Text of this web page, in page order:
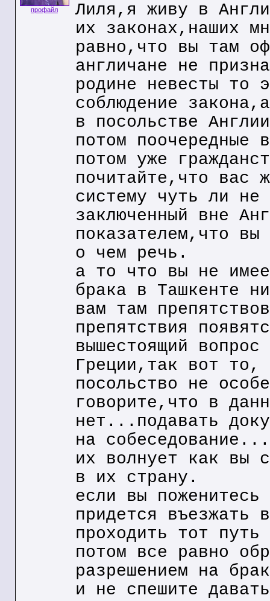
профайл
Лиля,я живу в
их законах,наших
равно,что вы там
англичане не
родине невесты то
соблюдение
в посольстве
потом поочередные
потом уже
почитайте,что вас
систему чуть ли не
заключенный вне
показателем,что
о чем речь.
а то что вы не
брака в Ташкенте
вам там
препятствия
вышестоящий
Греции,так вот то,
посольство не
говорите,что в
нет...подавать
на
их волнует как вы
в их страну.
если вы
придется въезжать
проходить тот
потом все равно
разрешением на
и не спешите